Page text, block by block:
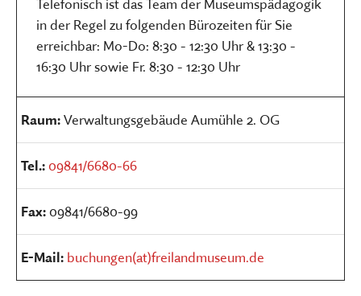
in der Regel zu folgenden Bürozeiten für Sie
erreichbar: Mo-Do: 8:30 - 12:30 Uhr & 13:30 -
16:30 Uhr sowie Fr. 8:30 - 12:30 Uhr
Raum:Verwaltungsgebäude Aumühle 2. OG
Tel.:09841/6680-66
Fax:09841/6680-99
E-Mail: buchungen(at)freilandmuseum.de